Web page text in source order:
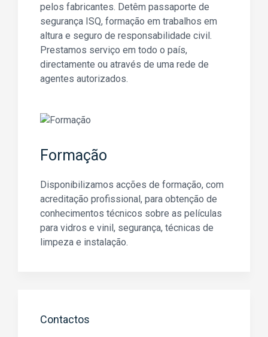
pelos fabricantes. Detêm passaporte de
segurança ISQ, formação em trabalhos em
altura e seguro de responsabilidade civil.
Prestamos serviço em todo o país,
directamente ou através de uma rede de
agentes autorizados.
Formação
Disponibilizamos acções de formação, com
acreditação profissional, para obtenção de
conhecimentos técnicos sobre as películas
para vidros e vinil, segurança, técnicas de
limpeza e instalação.
Contactos